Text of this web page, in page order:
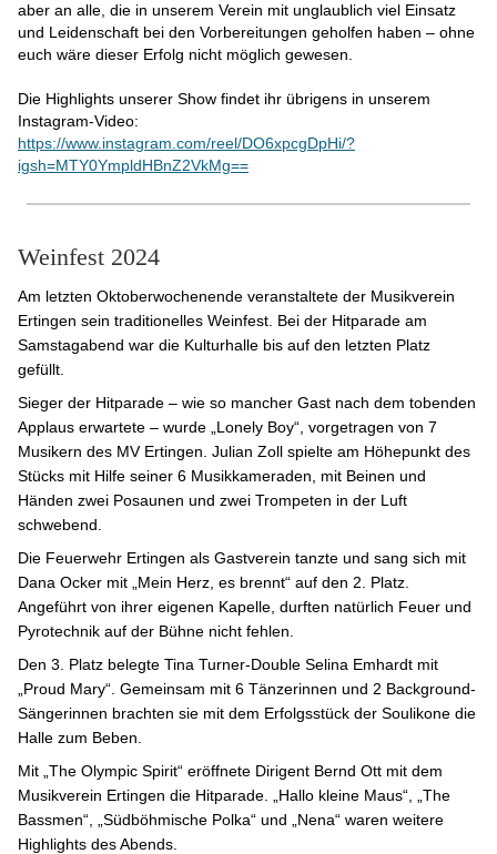
aber an alle, die in unserem Verein mit unglaublich viel Einsatz
und Leidenschaft bei den Vorbereitungen geholfen haben – ohne
euch wäre dieser Erfolg nicht möglich gewesen.
Die Highlights unserer Show findet ihr übrigens in unserem
Instagram-Video:
https://www.instagram.com/reel/DO6xpcgDpHi/?
igsh=MTY0YmpldHBnZ2VkMg==
Weinfest 2024
Am letzten Oktoberwochenende veranstaltete der Musikverein
Ertingen sein traditionelles Weinfest. Bei der Hitparade am
Samstagabend war die Kulturhalle bis auf den letzten Platz
gefüllt.
Sieger der Hitparade – wie so mancher Gast nach dem tobenden
Applaus erwartete – wurde „Lonely Boy“, vorgetragen von 7
Musikern des MV Ertingen. Julian Zoll spielte am Höhepunkt des
Stücks mit Hilfe seiner 6 Musikkameraden, mit Beinen und
Händen zwei Posaunen und zwei Trompeten in der Luft
schwebend.
Die Feuerwehr Ertingen als Gastverein tanzte und sang sich mit
Dana Ocker mit „Mein Herz, es brennt“ auf den 2. Platz.
Angeführt von ihrer eigenen Kapelle, durften natürlich Feuer und
Pyrotechnik auf der Bühne nicht fehlen.
Den 3. Platz belegte Tina Turner-Double Selina Emhardt mit
„Proud Mary“. Gemeinsam mit 6 Tänzerinnen und 2 Background-
Sängerinnen brachten sie mit dem Erfolgsstück der Soulikone die
Halle zum Beben.
Mit „The Olympic Spirit“ eröffnete Dirigent Bernd Ott mit dem
Musikverein Ertingen die Hitparade. „Hallo kleine Maus“, „The
Bassmen“, „Südböhmische Polka“ und „Nena“ waren weitere
Highlights des Abends.